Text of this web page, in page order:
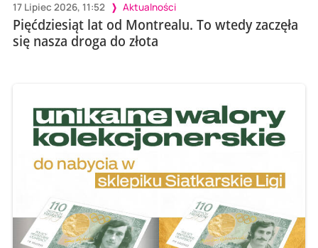
17 Lipiec 2026, 11:52 Aktualności
Pięćdziesiąt lat od Montrealu. To wtedy zaczęła
się nasza droga do złota